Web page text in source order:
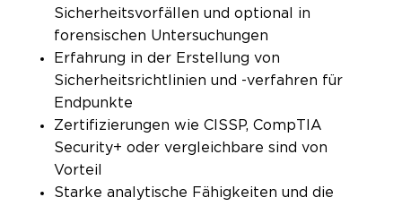
Sicherheitsvorfällen und optional in
forensischen Untersuchungen
Erfahrung in der Erstellung von
Sicherheitsrichtlinien und -verfahren für
Endpunkte
Zertifizierungen wie CISSP, CompTIA
Security+ oder vergleichbare sind von
Vorteil
Starke analytische Fähigkeiten und die